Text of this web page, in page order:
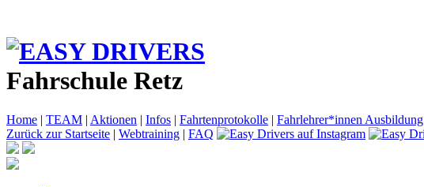
Fahrschule Retz
Home | TEAM | Aktionen | Infos | Fahrtenprotokolle | Fahrlehrer*innen Ausbildung
Zurück zur Startseite | Webtraining | FAQ